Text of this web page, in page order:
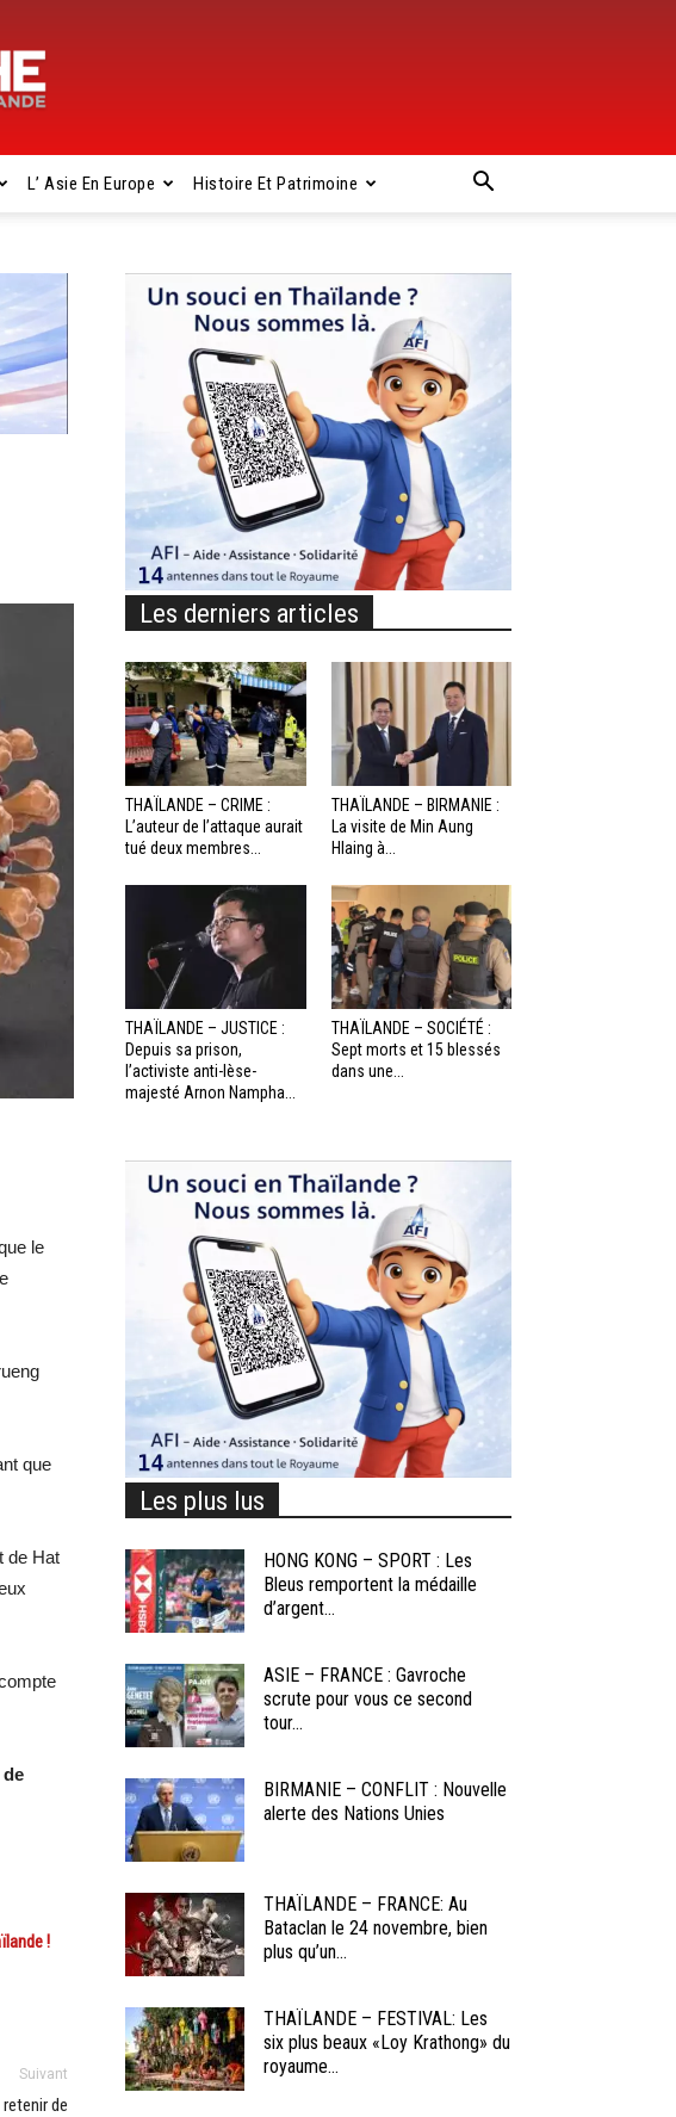
L’ Asie En Europe Histoire Et Patrimoine
le
que
de Hat
!
Suivant
retenir de
Les derniers articles
THAÏLANDE – CRIME :
L’auteur de l’attaque aurait
tué deux membres...
THAÏLANDE – BIRMANIE :
La visite de Min Aung
Hlaing à...
THAÏLANDE – JUSTICE :
Depuis sa prison,
l’activiste anti-lèse-
majesté Arnon Nampha...
THAÏLANDE – SOCIÉTÉ :
Sept morts et 15 blessés
dans une...
Les plus lus
HONG KONG – SPORT : Les
Bleus remportent la médaille
d’argent...
ASIE – FRANCE : Gavroche
scrute pour vous ce second
tour...
BIRMANIE – CONFLIT : Nouvelle
alerte des Nations Unies
THAÏLANDE – FRANCE: Au
Bataclan le 24 novembre, bien
plus qu’un...
THAÏLANDE – FESTIVAL: Les
six plus beaux «Loy Krathong» du
royaume...